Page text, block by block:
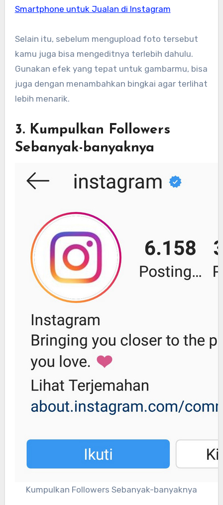
Smartphone untuk Jualan di Instagram
Selain itu, sebelum mengupload foto tersebut
kamu juga bisa mengeditnya terlebih dahulu.
Gunakan efek yang tepat untuk gambarmu, bisa
juga dengan menambahkan bingkai agar terlihat
lebih menarik.
3. Kumpulkan Followers
Sebanyak-banyaknya
Kumpulkan Followers Sebanyak-banyaknya